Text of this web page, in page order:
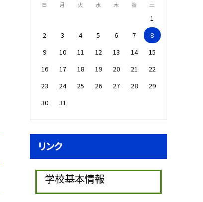
日 月 火 水 木 金 土
1
2
3 4 5 6 7
8
9
10 11 12 13 14
15
16
17 18 19 20 21
22
23
24 25 26 27 28
29
30
31
リンク
学校基本情報